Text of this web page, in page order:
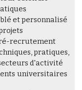
et personnalisé
recrutement
pratiques,
d'activité
universitaires